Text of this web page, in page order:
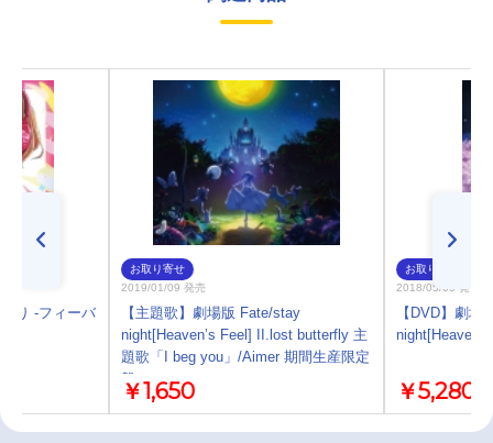
り -フィーバ
お取り寄せ
2019/01/09 発売
【主題歌】劇場版 Fate/stay
night[Heaven’s Feel] II.lost butterfly 主
題歌「I beg you」/Aimer 期間生産限定
盤￥1,650
お取り寄せ
2018/05/09 発売
【DVD】劇場
￥5,280